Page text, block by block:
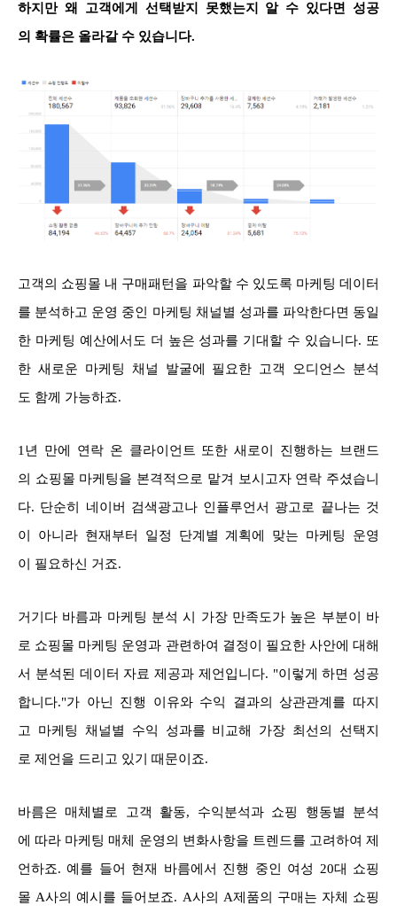
하지만 왜 고객에게 선택받지 못했는지 알 수 있다면 성공
의 확률은 올라갈 수 있습니다.
고객의 쇼핑몰 내 구매패턴을 파악할 수 있도록 마케팅 데이터
를 분석하고 운영 중인 마케팅 채널별 성과를 파악한다면 동일
한 마케팅 예산에서도 더 높은 성과를 기대할 수 있습니다. 또
한 새로운 마케팅 채널 발굴에 필요한 고객 오디언스 분석
도 함께 가능하죠.
1년 만에 연락 온 클라이언트 또한 새로이 진행하는 브랜드
의 쇼핑몰 마케팅을 본격적으로 맡겨 보시고자 연락 주셨습니
다. 단순히 네이버 검색광고나 인플루언서 광고로 끝나는 것
이 아니라 현재부터 일정 단계별 계획에 맞는 마케팅 운영
이 필요하신 거죠.
거기다 바름과 마케팅 분석 시 가장 만족도가 높은 부분이 바
로 쇼핑몰 마케팅 운영과 관련하여 결정이 필요한 사안에 대해
서 분석된 데이터 자료 제공과 제언입니다. "이렇게 하면 성공
합니다."가 아닌 진행 이유와 수익 결과의 상관관계를 따지
고 마케팅 채널별 수익 성과를 비교해 가장 최선의 선택지
로 제언을 드리고 있기 때문이죠.
바름은 매체별로 고객 활동, 수익분석과 쇼핑 행동별 분석
에 따라 마케팅 매체 운영의 변화사항을 트렌드를 고려하여 제
언하죠. 예를 들어 현재 바름에서 진행 중인 여성 20대 쇼핑
몰 A사의 예시를 들어보죠. A사의 A제품의 구매는 자체 쇼핑